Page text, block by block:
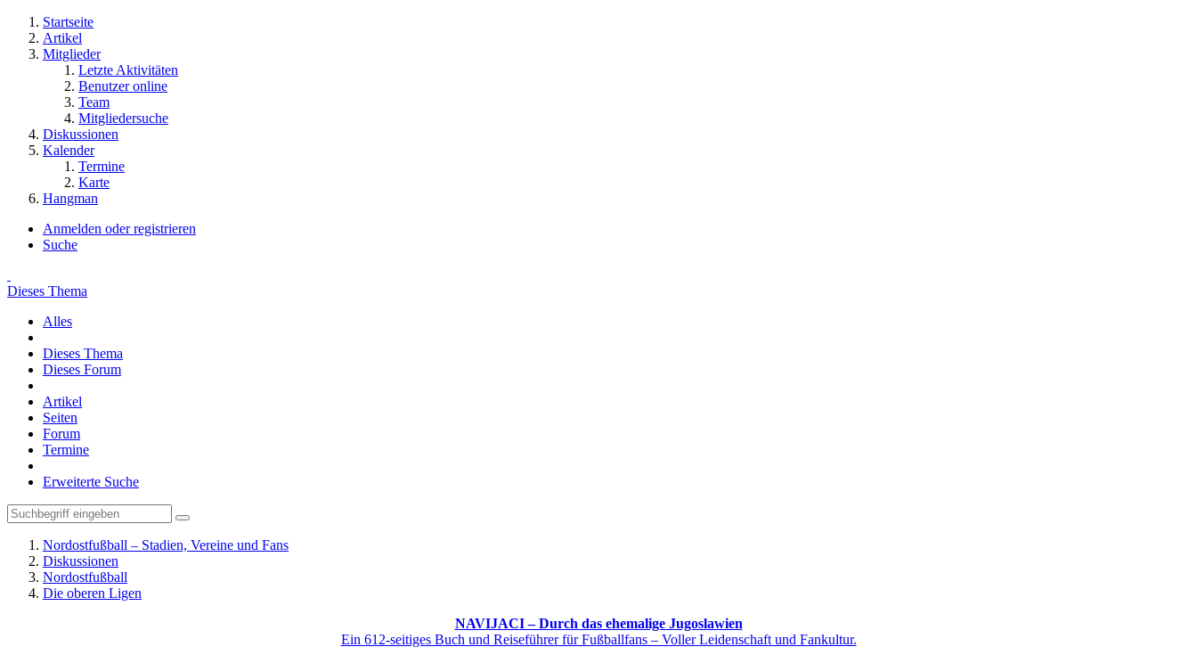
Startseite
Artikel
Mitglieder
Letzte Aktivitäten
Benutzer online
Team
Mitgliedersuche
Diskussionen
Kalender
Termine
Karte
Hangman
Anmelden oder registrieren
Suche
Dieses Thema
Alles
Dieses Thema
Dieses Forum
Artikel
Seiten
Forum
Termine
Erweiterte Suche
Nordostfußball – Stadien, Vereine und Fans
Diskussionen
Nordostfußball
Die oberen Ligen
NAVIJACI – Durch das ehemalige Jugoslawien
Ein 612-seitiges Buch und Reiseführer für Fußballfans – Voller Leidenschaft und Fankultur.